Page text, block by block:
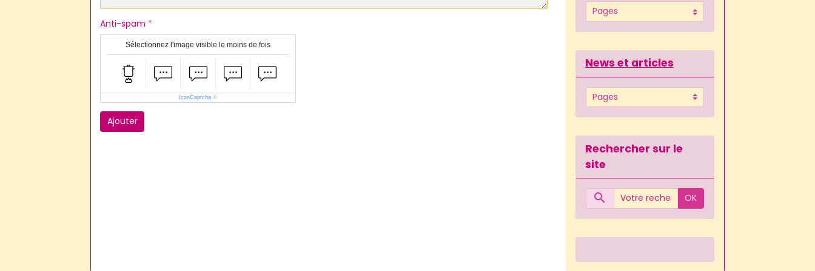
Anti-spam
Sélectionnez l'image visible le moins de fois
IconCaptcha ©
Ajouter
News et articles
Rechercher sur le
site
OK